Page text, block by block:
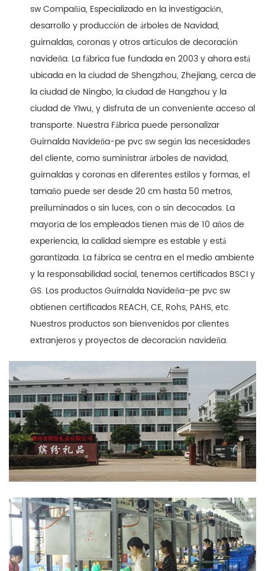
sw Compañía, Especializado en la investigación,
desarrollo y producción de árboles de Navidad,
guirnaldas, coronas y otros artículos de decoración
navideña. La fábrica fue fundada en 2003 y ahora está
ubicada en la ciudad de Shengzhou, Zhejiang, cerca de
la ciudad de Ningbo, la ciudad de Hangzhou y la
ciudad de YIwu, y disfruta de un conveniente acceso al
transporte. Nuestra Fábrica puede personalizar
Guirnalda Navideña-pe pvc sw según las necesidades
del cliente, como suministrar árboles de navidad,
guirnaldas y coronas en diferentes estilos y formas, el
tamaño puede ser desde 20 cm hasta 50 metros,
preiluminados o sin luces, con o sin decocados. La
mayoría de los empleados tienen más de 10 años de
experiencia, la calidad siempre es estable y está
garantizada. La fábrica se centra en el medio ambiente
y la responsabilidad social, tenemos certificados BSCI y
GS. Los productos Guirnalda Navideña-pe pvc sw
obtienen certificados REACH, CE, Rohs, PAHS, etc.
Nuestros productos son bienvenidos por clientes
extranjeros y proyectos de decoración navideña.